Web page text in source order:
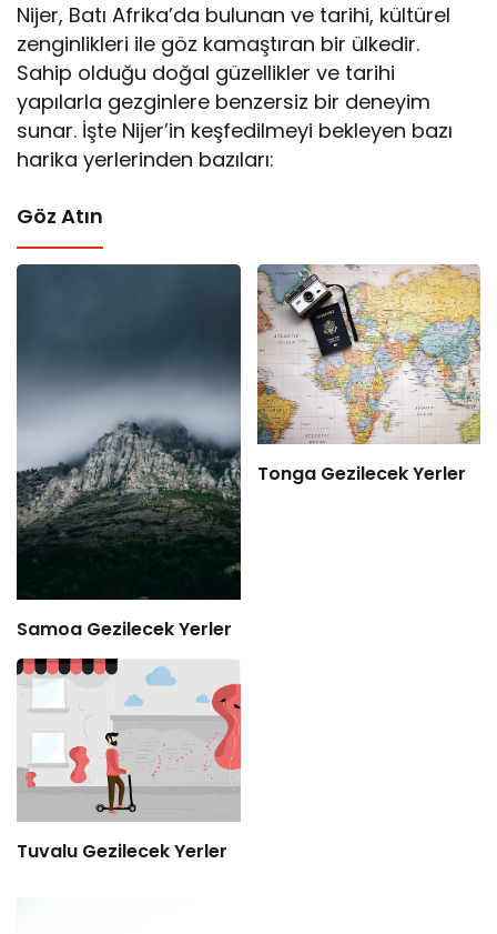
Nijer, Batı Afrika’da bulunan ve tarihi, kültürel
zenginlikleri ile göz kamaştıran bir ülkedir.
Sahip olduğu doğal güzellikler ve tarihi
yapılarla gezginlere benzersiz bir deneyim
sunar. İşte Nijer’in keşfedilmeyi bekleyen bazı
harika yerlerinden bazıları:
Göz Atın
Samoa Gezilecek Yerler
Tonga Gezilecek Yerler
Tuvalu Gezilecek Yerler